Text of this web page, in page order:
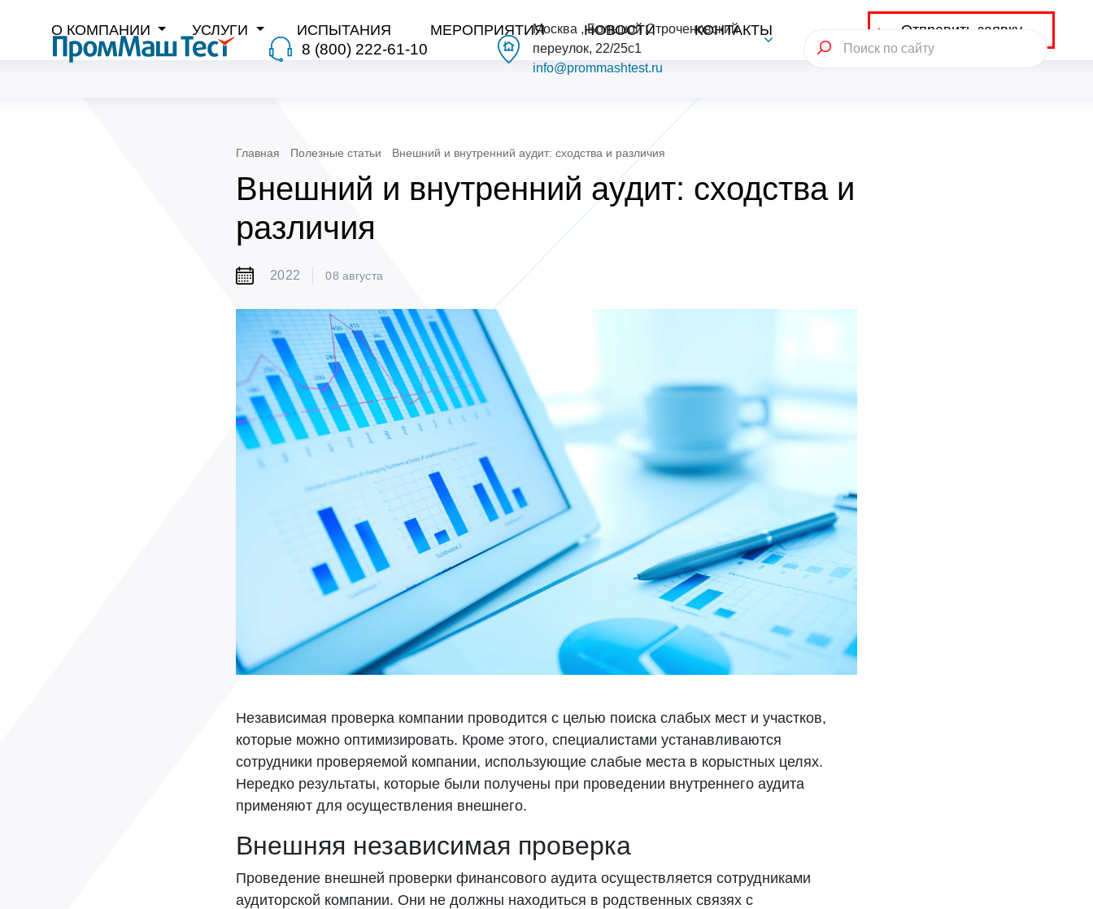
8 (800) 222-61-10
Москва , Большой Строченовский
переулок, 22/25с1
info@prommashtest.ru
О КОМПАНИИ УСЛУГИ ИСПЫТАНИЯ МЕРОПРИЯТИЯ НОВОСТИ КОНТАКТЫ Отправить заявку
Главная Полезные статьи Внешний и внутренний аудит: сходства и различия
Внешний и внутренний аудит: сходства и
различия
2022 08 августа
Независимая проверка компании проводится с целью поиска слабых мест и участков,
которые можно оптимизировать. Кроме этого, специалистами устанавливаются
сотрудники проверяемой компании, использующие слабые места в корыстных целях.
Нередко результаты, которые были получены при проведении внутреннего аудита
применяют для осуществления внешнего.
Внешняя независимая проверка
Проведение внешней проверки финансового аудита осуществляется сотрудниками
аудиторской компании. Они не должны находиться в родственных связях с